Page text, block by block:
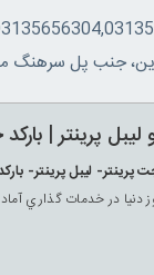
جنب پل سرهنگ
پرينتر |
پرينتر- ليبل پرينتر-
دنيا در خدمات گذاري